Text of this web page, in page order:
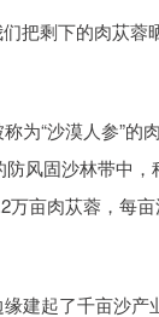
把剩下的肉苁
为“沙漠人参”
风固沙林带中
亩肉苁蓉，每
建起了千亩沙